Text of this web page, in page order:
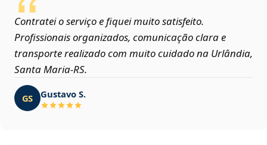
Contratei o serviço e fiquei muito satisfeito.
Profissionais organizados, comunicação clara e
transporte realizado com muito cuidado na Urlândia,
Santa Maria‑RS.
GS Gustavo S.